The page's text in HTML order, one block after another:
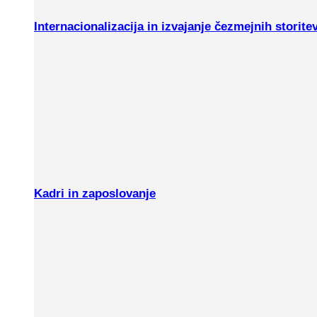
Internacionalizacija in izvajanje čezmejnih
Kadri in zaposlovanje